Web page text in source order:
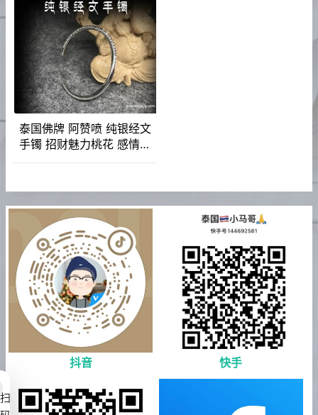
泰国佛牌 阿赞喷 纯银经文
手镯 招财魅力桃花 感情和
抖音 快手
扫